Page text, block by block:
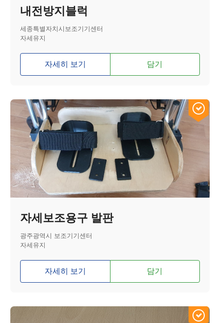
내전방지블럭
세종특별자치시보조기기센터
자세유지
자세히 보기 담기
자세보조용구 발판
광주광역시 보조기기센터
자세유지
자세히 보기 담기